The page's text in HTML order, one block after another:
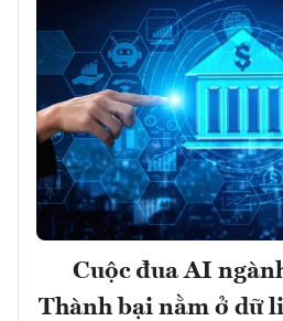
Cuộc đua AI
Thành bại nằm ở dữ